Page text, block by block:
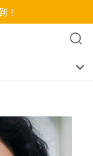
！